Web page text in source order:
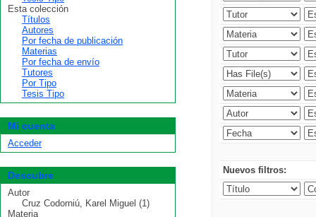
Nuevos filtros:
Esta colección
Títulos
Autores
Por fecha de publicación
Materias
Por fecha de envío
Tutores
Por Tipo
Tesis Tipo
Mi cuenta
Acceder
Descubre
Autor
Cruz Codorniú, Karel Miguel (1)
Materia